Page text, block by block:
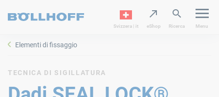
Svizzera | it eShop Ricerca Menu
Elementi di fissaggio
TECNICA DI SIGILLATURA